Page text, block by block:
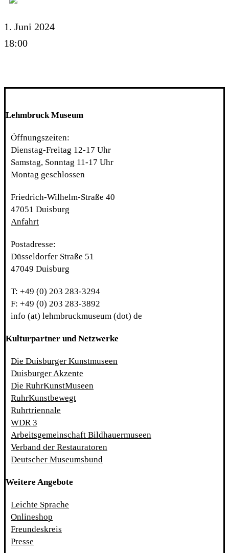
1. Juni 2024
18:00
Lehmbruck Museum
Öffnungszeiten:
Dienstag-Freitag 12-17 Uhr
Samstag, Sonntag 11-17 Uhr
Montag geschlossen
Friedrich-Wilhelm-Straße 40
47051 Duisburg
Anfahrt
Postadresse:
Düsseldorfer Straße 51
47049 Duisburg
T: +49 (0) 203 283-3294
F: +49 (0) 203 283-3892
info (at) lehmbruckmuseum (dot) de
Kulturpartner und Netzwerke
Die Duisburger Kunstmuseen
Duisburger Akzente
Die RuhrKunstMuseen
RuhrKunstbewegt
Ruhrtriennale
WDR 3
Arbeitsgemeinschaft Bildhauermuseen
Verband der Restauratoren
Deutscher Museumsbund
Weitere Angebote
Leichte Sprache
Onlineshop
Freundeskreis
Presse